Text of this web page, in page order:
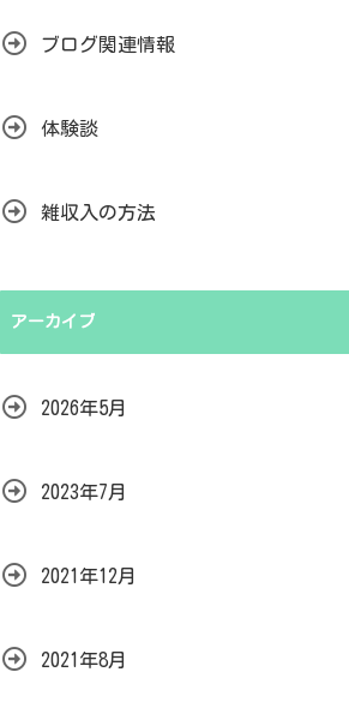
ブログ関連情報
体験談
雑収入の方法
アーカイブ
2026年5月
2023年7月
2021年12月
2021年8月